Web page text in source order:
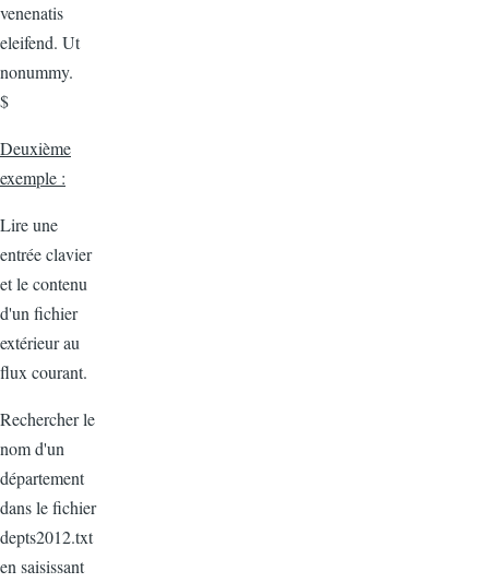
venenatis
eleifend. Ut
nonummy.
$
Deuxième
exemple :
Lire une
entrée clavier
et le contenu
d'un fichier
extérieur au
flux courant.
Rechercher le
nom d'un
département
dans le fichier
depts2012.txt
en saisissant